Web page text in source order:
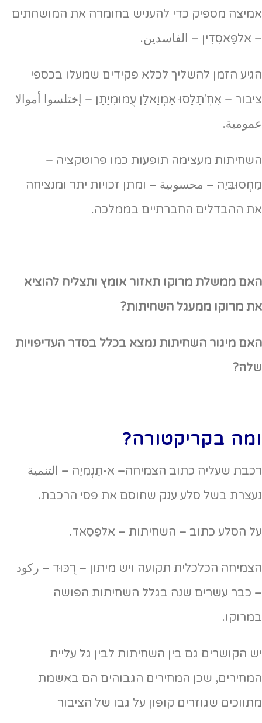
אמיצה מספיק כדי להעניש בחומרה את המושחתים
– אלפַאסִדִין – الفاسدين.
הגיע הזמן להשליך לכלא פקידים שמעלו בכספי
ציבור – אִחְ'תַלַסוּ אַמְוַאלַן עֻמוּמִיַתַן – إختلسوا أموالا
عمومية.
השחיתות מעצימה תופעות כמו פרוטקציה –
מַחְסוּבִּיַה – محسوبية – ומתן זכויות יתר ומנציחה
את ההבדלים החברתיים בממלכה.
האם ממשלת מרוקו תאזור אומץ ותצליח להוציא
את מרוקו ממעגל השחיתות?
האם מיגור השחיתות נמצא בכלל בסדר העדיפויות
שלה?
ומה בקריקטורה?
רכבת שעליה כתוב הצמיחה– א-תַנְמִיַה – التنمية
נעצרת בשל סלע ענק שחוסם את פסי הרכבת.
על הסלע כתוב – השחיתות – אלפַסַאד.
הצמיחה הכלכלית תקועה ויש מיתון – רֻכּוּד – ركود
– כבר עשרים שנה בגלל השחיתות הפושה
במרוקו.
יש הקושרים גם בין השחיתות לבין גל עליית
המחירים, שכן המחירים הגבוהים הם באשמת
מתווכים שגוזרים קופון על גבו של הציבור